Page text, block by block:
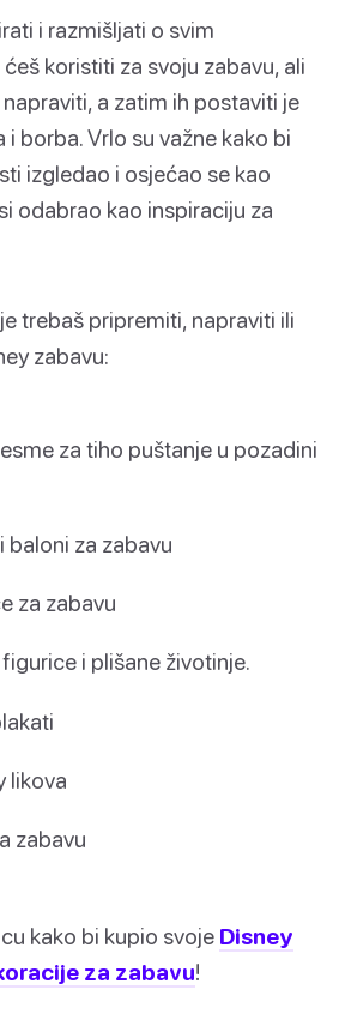
i razmišljati o svim
koristiti za svoju zabavu, ali
a zatim ih postaviti je
borba. Vrlo su važne kako bi
izgledao i osjećao se kao
odabrao kao inspiraciju za
trebaš pripremiti, napraviti ili
zabavu:
za tiho puštanje u pozadini
baloni za zabavu
za zabavu
i plišane životinje.
likova
zabavu
kako bi kupio svoje Disney
za zabavu!